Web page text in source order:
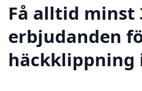
Få alltid minst
erbjudanden
häckklippning